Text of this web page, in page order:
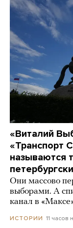
«Виталий
«Транспорт
называются
Они массово
выборами. А
канал в
ИСТОРИИ 11 часов